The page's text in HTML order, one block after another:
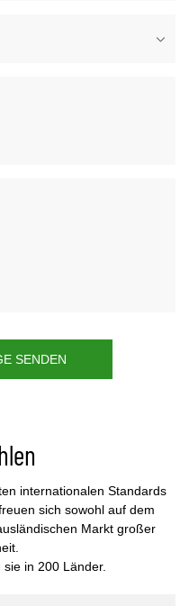
SENDEN
internationalen Standards
sich sowohl auf dem
Markt großer
in 200 Länder.